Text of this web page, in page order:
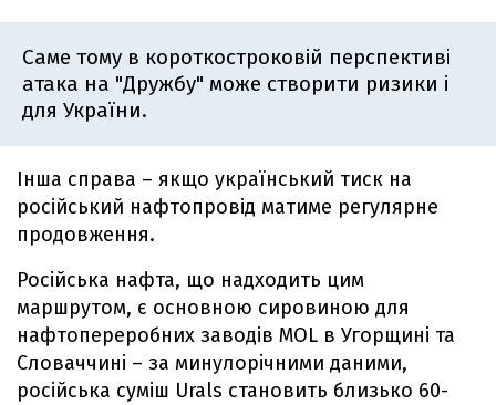
Саме тому в короткостроковій перспективі
атака на "Дружбу" може створити ризики і
для України.
Інша справа – якщо український тиск на
російський нафтопровід матиме регулярне
продовження.
Російська нафта, що надходить цим
маршрутом, є основною сировиною для
нафтопереробних заводів MOL в Угорщині та
Словаччині – за минулорічними даними,
російська суміш Urals становить близько 60-